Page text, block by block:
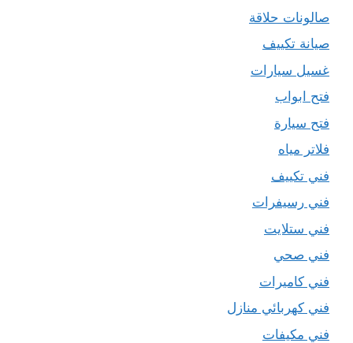
صالونات حلاقة
صيانة تكييف
غسيل سيارات
فتح ابواب
فتح سيارة
فلاتر مياه
فني تكييف
فني رسيفرات
فني ستلايت
فني صحي
فني كاميرات
فني كهربائي منازل
فني مكيفات